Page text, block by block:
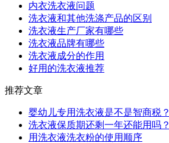
内衣洗衣液问题
洗衣液和其他洗涤产品的区别
洗衣液生产厂家有哪些
洗衣液品牌有哪些
洗衣液成分的作用
好用的洗衣液推荐
推荐文章
婴幼儿专用洗衣液是不是智商税？
洗衣液保质期还剩一年还能用吗？
用洗衣液洗衣粉的使用顺序